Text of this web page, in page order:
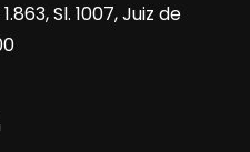
Sl. 1007, Juiz de